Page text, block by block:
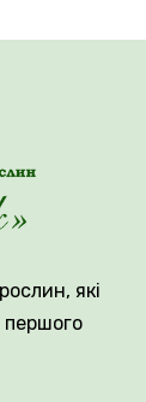
які
першого